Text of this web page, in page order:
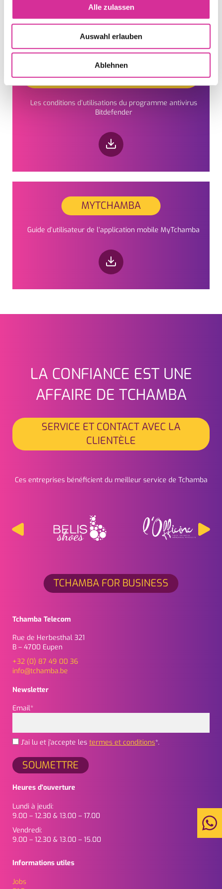
Alle zulassen
Auswahl erlauben
Ablehnen
CONDITIONS D'UTILISATION
BITDEFENDER
Les conditions d’utilisations du programme antivirus
Bitdefender
MYTCHAMBA
Guide d’utilisateur de l’application mobile MyTchamba
SeitenfussLA CONFIANCE EST UNE
AFFAIRE DE TCHAMBA
SERVICE ET CONTACT AVEC LA
CLIENTÈLE
Ces entreprises bénéficient du meilleur service de Tchamba
TCHAMBA FOR BUSINESS
Tchamba Telecom
Rue de Herbesthal 321
B – 4700 Eupen
+32 (0) 87 49 00 36
info@tchamba.be
Newsletter
Email*
J'ai lu et j'accepte les termes et conditions*.
Heures d'ouverture
Lundi à jeudi:
9.00 – 12.30 & 13.00 – 17.00
Vendredi:
9.00 – 12.30 & 13.00 – 15.00
Informations utiles
Jobs